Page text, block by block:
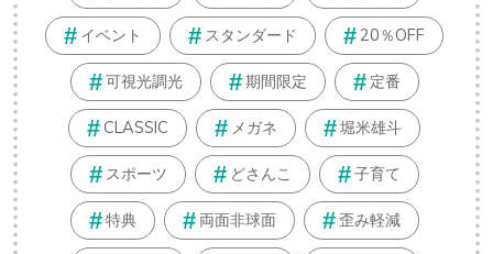
イベント スタンダード 20％OFF
可視光調光 期間限定 定番
CLASSIC メガネ 堀米雄斗
スポーツ どさんこ 子育て
特典 両面非球面 歪み軽減